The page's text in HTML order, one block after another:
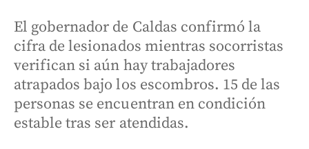
El gobernador de Caldas confirmó la
cifra de lesionados mientras socorristas
verifican si aún hay trabajadores
atrapados bajo los escombros. 15 de las
personas se encuentran en condición
estable tras ser atendidas.